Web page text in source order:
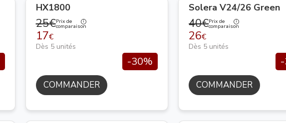
HX1800
25€Prix de
comparaison
17€
Dès 5 unités
-30%
COMMANDER
Solera V24/26 Green
40€Prix de
comparaison
26€
Dès 5 unités
COMMANDER